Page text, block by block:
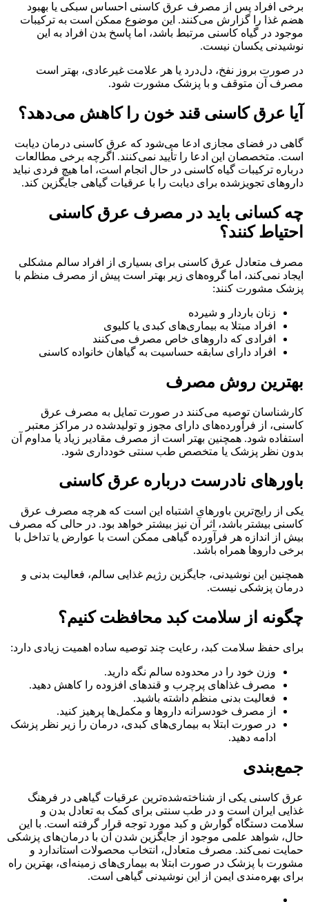
برخی افراد پس از مصرف عرق کاسنی احساس سبکی یا بهبود
هضم غذا را گزارش می‌کنند. این موضوع ممکن است به ترکیبات
موجود در گیاه کاسنی مرتبط باشد، اما پاسخ بدن افراد به این
نوشیدنی یکسان نیست.
در صورت بروز نفخ، دل‌درد یا هر علامت غیرعادی، بهتر است
مصرف آن متوقف و با پزشک مشورت شود.
آیا عرق کاسنی قند خون را کاهش می‌دهد؟
گاهی در فضای مجازی ادعا می‌شود که عرق کاسنی درمان دیابت
است. متخصصان این ادعا را تأیید نمی‌کنند. اگرچه برخی مطالعات
درباره ترکیبات گیاه کاسنی در حال انجام است، اما هیچ فردی نباید
داروهای تجویزشده برای دیابت را با عرقیات گیاهی جایگزین کند.
چه کسانی باید در مصرف عرق کاسنی
احتیاط کنند؟
مصرف متعادل عرق کاسنی برای بسیاری از افراد سالم مشکلی
ایجاد نمی‌کند، اما گروه‌های زیر بهتر است پیش از مصرف منظم با
پزشک مشورت کنند:
زنان باردار و شیرده
افراد مبتلا به بیماری‌های کبدی یا کلیوی
افرادی که داروهای خاص مصرف می‌کنند
افراد دارای سابقه حساسیت به گیاهان خانواده کاسنی
بهترین روش مصرف
کارشناسان توصیه می‌کنند در صورت تمایل به مصرف عرق
کاسنی، از فرآورده‌های دارای مجوز و تولیدشده در مراکز معتبر
استفاده شود. همچنین بهتر است از مصرف مقادیر زیاد یا مداوم آن
بدون نظر پزشک یا متخصص طب سنتی خودداری شود.
باورهای نادرست درباره عرق کاسنی
یکی از رایج‌ترین باورهای اشتباه این است که هرچه مصرف عرق
کاسنی بیشتر باشد، اثر آن نیز بیشتر خواهد بود. در حالی که مصرف
بیش از اندازه هر فرآورده گیاهی ممکن است با عوارض یا تداخل با
برخی داروها همراه باشد.
همچنین این نوشیدنی، جایگزین رژیم غذایی سالم، فعالیت بدنی و
درمان پزشکی نیست.
چگونه از سلامت کبد محافظت کنیم؟
برای حفظ سلامت کبد، رعایت چند توصیه ساده اهمیت زیادی دارد:
وزن خود را در محدوده سالم نگه دارید.
مصرف غذاهای پرچرب و قندهای افزوده را کاهش دهید.
فعالیت بدنی منظم داشته باشید.
از مصرف خودسرانه داروها و مکمل‌ها پرهیز کنید.
در صورت ابتلا به بیماری‌های کبدی، درمان را زیر نظر پزشک
ادامه دهید.
جمع‌بندی
عرق کاسنی یکی از شناخته‌شده‌ترین عرقیات گیاهی در فرهنگ
غذایی ایران است و در طب سنتی برای کمک به تعادل بدن و
سلامت دستگاه گوارش و کبد مورد توجه قرار گرفته است. با این
حال، شواهد علمی موجود از جایگزین شدن آن با درمان‌های پزشکی
حمایت نمی‌کند. مصرف متعادل، انتخاب محصولات استاندارد و
مشورت با پزشک در صورت ابتلا به بیماری‌های زمینه‌ای، بهترین راه
برای بهره‌مندی ایمن از این نوشیدنی گیاهی است.